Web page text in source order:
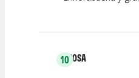
10ROSA